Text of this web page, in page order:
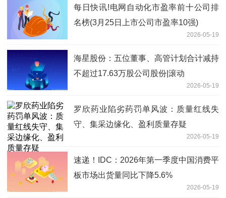
每日快讯!电网自动化市盈率前十公司排
名榜(3月25日上市公司市盈率10强)
2026-05-19
海星股份：五位董事、高管计划合计减持
不超过17.63万股公司股份|滚动
2026-05-19
罗欣药业陷劣药罚单风波：质量红线失
守、集采边缘化、盈利质量存疑
2026-05-19
速递！IDC：2026年第一季度中国消费平
板市场出货量同比下降5.6%
2026-05-19